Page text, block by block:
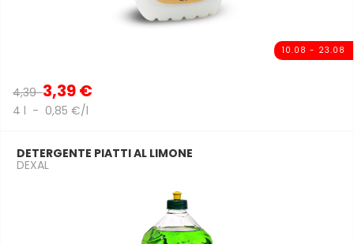
10.08 - 23.08
4,393,39 €
4 l - 0,85 €/l
DETERGENTE PIATTI AL LIMONE
DEXAL